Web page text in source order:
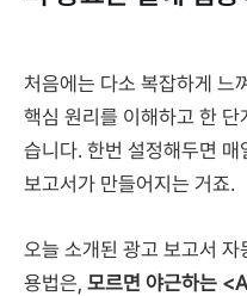
처음에는 다소 복잡하게 느
핵심 원리를 이해하고 한
습니다. 한번 설정해두면
보고서가 만들어지는 거죠.
오늘 소개된 광고 보고서
용법은, 모르면 야근하는